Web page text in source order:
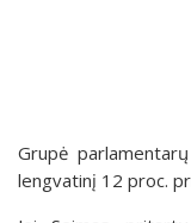
Grupė
lengvatinį 12 proc.